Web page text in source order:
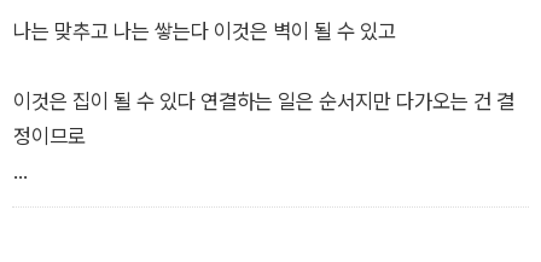
드러났고 정확하게 믿을 때 가까워진다
_「일층」 부분
나는 맞추고 나는 쌓는다 이것은 벽이 될 수 있고
이것은 집이 될 수 있다 연결하는 일은 순서지만 다가오는 건 결
정이므로
(…)